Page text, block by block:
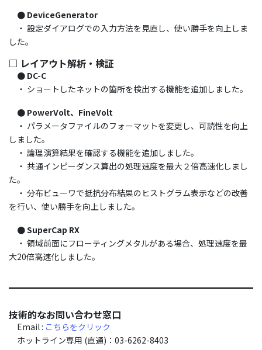
● DeviceGenerator
・ 設定ダイアログでの入力方法を見直し、使い勝手を向上しま
した。
□ レイアウト解析・検証
● DC-C
・ ショートしたネットの箇所を検出する機能を追加しました。
● PowerVolt、FineVolt
・ パラメータファイルのフォーマットを変更し、可読性を向上
しました。
・ 論理演算結果を確認する機能を追加しました。
・ 共通インピーダンス算出の処理速度を最大２倍高速化しまし
た。
・ 分布ビューワで抵抗分布結果のヒストグラム表示などの改善
を行い、使い勝手を向上しました。
● SuperCap RX
・ 領域前面にフローティングメタルがある場合、処理速度を最
大20倍高速化しました。
技術的なお問い合わせ窓口
Email : こちらをクリック
ホットライン専用 (直通)：03-6262-8403